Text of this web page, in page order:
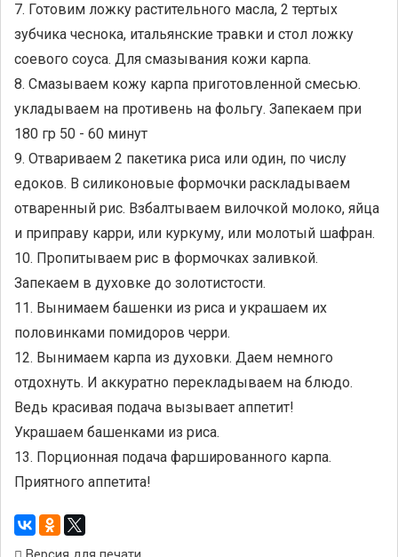
7. Готовим ложку растительного масла, 2 тертых
зубчика чеснока, итальянские травки и стол ложку
соевого соуса. Для смазывания кожи карпа.
8. Смазываем кожу карпа приготовленной смесью.
укладываем на противень на фольгу. Запекаем при
180 гр 50 - 60 минут
9. Отвариваем 2 пакетика риса или один, по числу
едоков. В силиконовые формочки раскладываем
отваренный рис. Взбалтываем вилочкой молоко, яйца
и приправу карри, или куркуму, или молотый шафран.
10. Пропитываем рис в формочках заливкой.
Запекаем в духовке до золотистости.
11. Вынимаем башенки из риса и украшаем их
половинками помидоров черри.
12. Вынимаем карпа из духовки. Даем немного
отдохнуть. И аккуратно перекладываем на блюдо.
Ведь красивая подача вызывает аппетит!
Украшаем башенками из риса.
13. Порционная подача фаршированного карпа.
Приятного аппетита!